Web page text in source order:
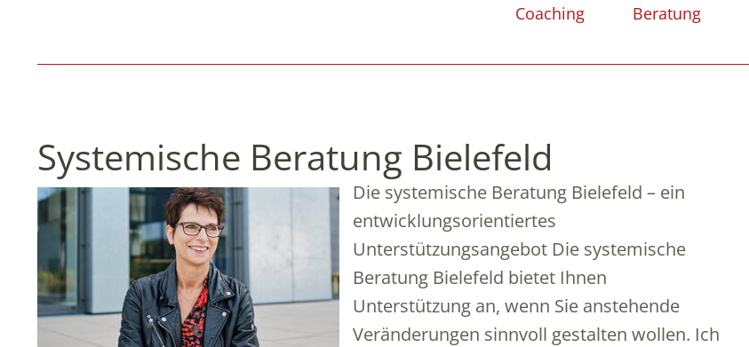
Coaching Beratung
Systemische Beratung Bielefeld
Die systemische Beratung Bielefeld – ein
entwicklungsorientiertes
Unterstützungsangebot Die systemische
Beratung Bielefeld bietet Ihnen
Unterstützung an, wenn Sie anstehende
Veränderungen sinnvoll gestalten wollen. Ich